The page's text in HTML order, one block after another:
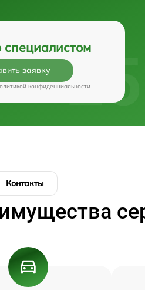
специалистом
заявку
конфиденциальности
Контакты